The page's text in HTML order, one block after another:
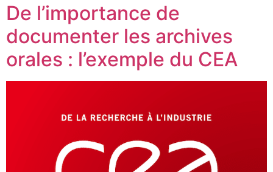
De l’importance de
documenter les archives
orales : l’exemple du CEA